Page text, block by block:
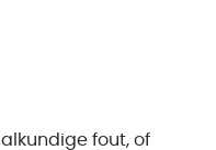
fout, of